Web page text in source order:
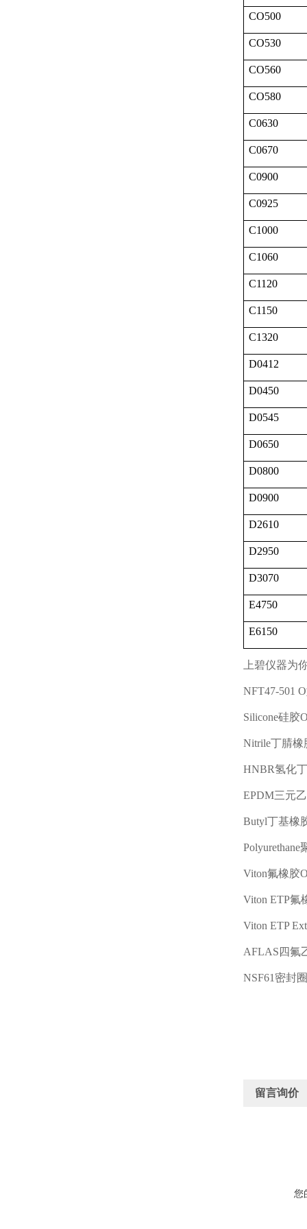
CO500
CO530
CO560
CO580
C0630
C0670
C0900
C0925
C1000
C1060
C1120
C1150
C1320
D0412
D0450
D0545
D0650
D0800
D0900
D2610
D2950
D3070
E4750
E6150
上碧仪器为
NFT47-501 O
Silicone硅胶
Nitrile丁腈橡
HNBR氢化
EPDM三元
Butyl丁基橡
Polyurethane
Viton氟橡胶
Viton ETP氟
Viton ETP
AFLAS 四氟
NSF61 密封
留言询价
您